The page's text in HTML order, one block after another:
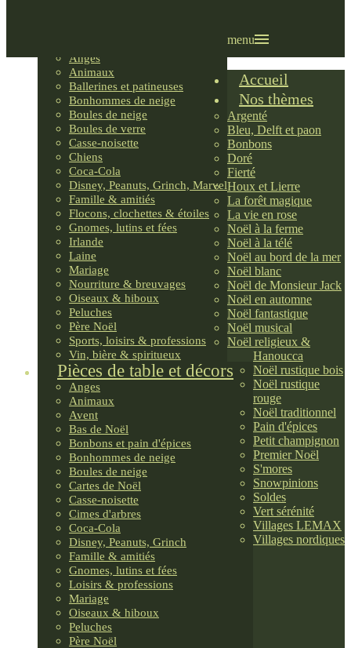
Anges
Animaux
Ballerines et patineuses
Bonhommes de neige
Boules de neige
Boules de verre
Casse-noisette
Chiens
Coca-Cola
Disney, Peanuts, Grinch, Marvel
Famille & amitiés
Flocons, clochettes & étoiles
Gnomes, lutins et fées
Irlande
Laine
Mariage
Nourriture & breuvages
Oiseaux & hiboux
Peluches
Père Noël
Sports, loisirs & professions
Vin, bière & spiritueux
Pièces de table et décors
Anges
Animaux
Avent
Bas de Noël
Bonbons et pain d'épices
Bonhommes de neige
Boules de neige
Cartes de Noël
Casse-noisette
Cimes d'arbres
Coca-Cola
Disney, Peanuts, Grinch
Famille & amitiés
Gnomes, lutins et fées
Loisirs & professions
Mariage
Oiseaux & hiboux
Peluches
Père Noël
menu
Accueil
Nos thèmes
Argenté
Bleu, Delft et paon
Bonbons
Doré
Fierté
Houx et Lierre
La forêt magique
La vie en rose
Noël à la ferme
Noël à la télé
Noël au bord de la mer
Noël blanc
Noël de Monsieur Jack
Noël en automne
Noël fantastique
Noël musical
Noël religieux &
Hanoucca
Noël rustique bois
Noël rustique
rouge
Noël traditionnel
Pain d'épices
Petit champignon
Premier Noël
S'mores
Snowpinions
Soldes
Vert sérénité
Villages LEMAX
Villages nordiques